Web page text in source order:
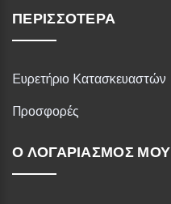
ΠΕΡΙΣΣΌΤΕΡΑ
Ευρετήριο Κατασκευαστών
Προσφορές
Ο ΛΟΓΑΡΙΑΣΜΌΣ ΜΟΥ